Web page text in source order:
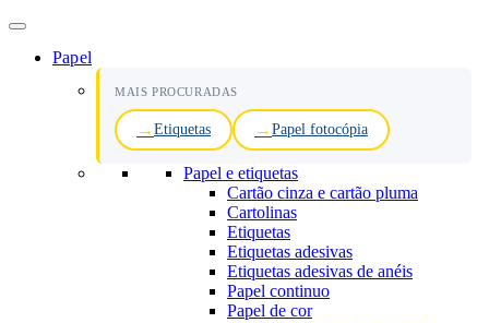
Papel
MAIS PROCURADAS
Etiquetas Papel fotocópia
Papel e etiquetas
Cartão cinza e cartão pluma
Cartolinas
Etiquetas
Etiquetas adesivas
Etiquetas adesivas de anéis
Papel continuo
Papel de cor